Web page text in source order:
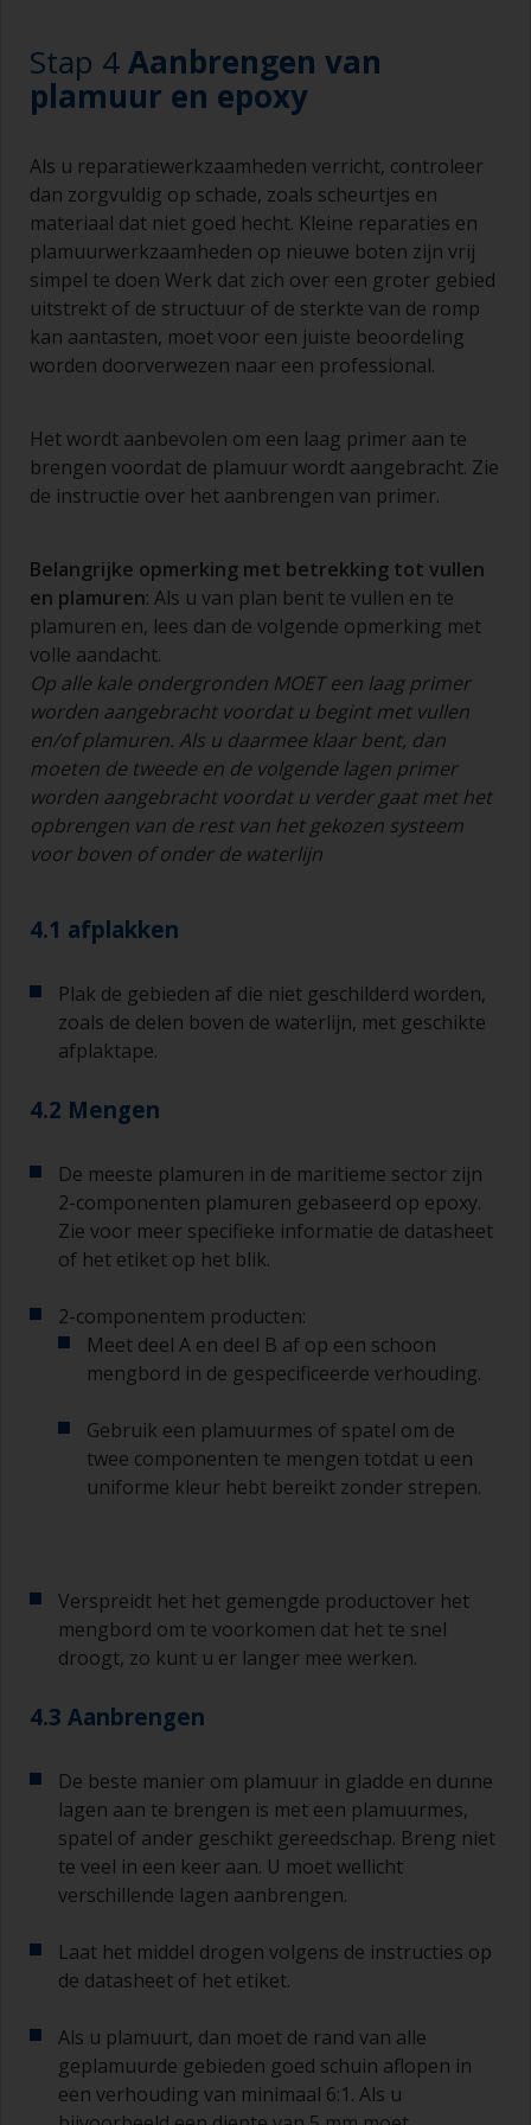
kleine verfrollers gebruiken die verkrijgbaar zijn
bij allerlei bouwmarkten en doe-het-zelfzaken.
Denk bijvoorbeeld aan radiatorrollers, die zijn
gebieden.
Schilderen met een kwast:
De kwasten moeten een middelgrote tot grote
breedte hebben, 75 – 150 mm en lange flexibele
haren
Een kleinere kwast wordt gebruikt voor het
schilderen van moeilijk te bereiken gebieden.
Was uw kwasten met het juiste oplosmiddel en
laat ze grondig drogen voordat u deze gebruikt,
om vervuiling te voorkomen.
die voor het aanbrengen van grondverf en het
aflakken.
U kunt aanzetten tot een minimum beperken
door de kwast onder een hoek van 45° ten
opzichte van het oppervlak te houden.
Voor het schoonmaken van kwasten doet u wat
verdunner in een geschikte bak of pot, zodat u
deze kunt reinigen als de haren aan elkaar
beginnen te kleven vanwege droging of
verdikking van de verf.
Als u zakkers ziet ontstaan bij het aanbrengen
veel aan.
Gebruik verf niet rechtstreeks uit het blik, want
verdamping van het oplosmiddel. Giet de
gebruiken in een aparte verfrolbak of
mengbeker.
Oude jampotjes of schone droge blikken kunnen
nuttig zijn voor het mengen van de verf. Ook zijn
ideaal voor het afmeten van kleine
hoeveelheden verf en verhardingsmiddel voor de
kleinere klussen.
Als u primers aanbrengt met antifouling
(aangroeiwerende verf), moet u ervoor zorgen
dat de tijd tussen het einde van het aanbrengen
van de epoxy primer en de eerste laag
deze intervaltijd mist, moet u de primer schuren
of een nieuwe laag aanbrengen en ervoor
zorgen dat u de overschildertijd niet opnieuw
overschrijdt.
Als er bij een van de lagen die u aanbrengt
worden met schuurpapier korrelgrofte P120-220.
Begin met schuurpapier korrelgrofte P220 en als
dit steeds verstopt raakt, ga dan over op papier
met korrelgrofte P120. Als u groffer
schuurpapier gebruikt, dan loopt u het risico dat
doorschuurt en de ondergrond bloot komt te
Stap 4Aanbrengen van
plamuur en epoxy
Als u reparatiewerkzaamheden verricht, controleer
dan zorgvuldig op schade, zoals scheurtjes en
materiaal dat niet goed hecht. Kleine reparaties en
plamuurwerkzaamheden op nieuwe boten zijn vrij
simpel te doen Werk dat zich over een groter gebied
uitstrekt of de structuur of de sterkte van de romp
kan aantasten, moet voor een juiste beoordeling
worden doorverwezen naar een professional.
Het wordt aanbevolen om een laag primer aan te
brengen voordat de plamuur wordt aangebracht. Zie
de instructie over het aanbrengen van primer.
Belangrijke opmerking met betrekking tot vullen
en plamuren: Als u van plan bent te vullen en te
plamuren en, lees dan de volgende opmerking met
volle aandacht.
Op alle kale ondergronden MOET een laag primer
worden aangebracht voordat u begint met vullen
en/of plamuren. Als u daarmee klaar bent, dan
moeten de tweede en de volgende lagen primer
worden aangebracht voordat u verder gaat met het
opbrengen van de rest van het gekozen systeem
voor boven of onder de waterlijn
4.1 afplakken
Plak de gebieden af die niet geschilderd worden,
zoals de delen boven de waterlijn, met geschikte
afplaktape.
4.2 Mengen
De meeste plamuren in de maritieme sector zijn
2-componenten plamuren gebaseerd op epoxy.
Zie voor meer specifieke informatie de datasheet
of het etiket op het blik.
2-componentem producten:
Meet deel A en deel B af op een schoon
mengbord in de gespecificeerde verhouding.
Gebruik een plamuurmes of spatel om de
twee componenten te mengen totdat u een
uniforme kleur hebt bereikt zonder strepen.
Verspreidt het het gemengde productover het
mengbord om te voorkomen dat het te snel
droogt, zo kunt u er langer mee werken.
4.3 Aanbrengen
De beste manier om plamuur in gladde en dunne
lagen aan te brengen is met een plamuurmes,
spatel of ander geschikt gereedschap. Breng niet
te veel in een keer aan. U moet wellicht
verschillende lagen aanbrengen.
Laat het middel drogen volgens de instructies op
de datasheet of het etiket.
Als u plamuurt, dan moet de rand van alle
geplamuurde gebieden goed schuin aflopen in
een verhouding van minimaal 6:1. Als u